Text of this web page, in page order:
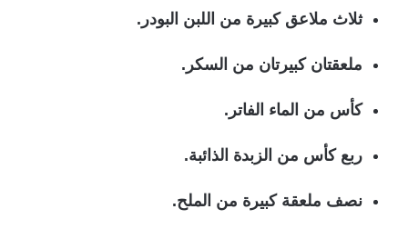
ثلاث ملاعق كبيرة من اللبن البودر.
ملعقتان كبيرتان من السكر.
كأس من الماء الفاتر.
ربع كأس من الزبدة الذائبة.
نصف ملعقة كبيرة من الملح.